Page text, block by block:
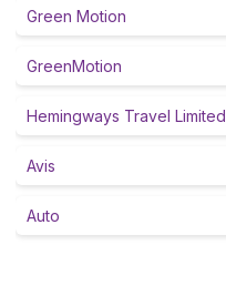
Green Motion
GreenMotion
Hemingways Travel Limited
Avis
Auto